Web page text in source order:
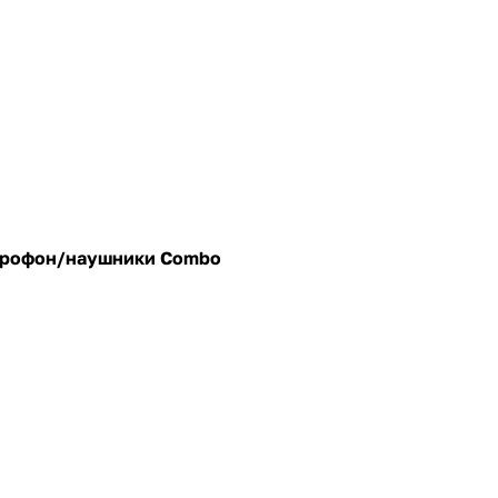
наушники Combo